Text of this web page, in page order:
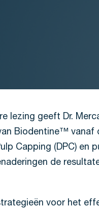
lezing geeft Dr.
Biodentine™ vanaf
Capping (DPC)
de
voor het